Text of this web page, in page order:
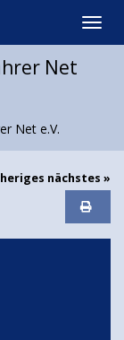
Net
Net e.V.
nächstes »